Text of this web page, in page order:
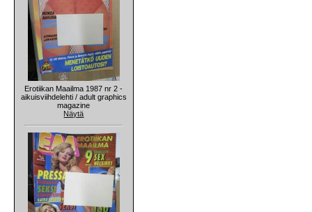
Erotiikan Maailma 1987 nr 2 -
aikuisviihdelehti / adult graphics
magazine
Näytä